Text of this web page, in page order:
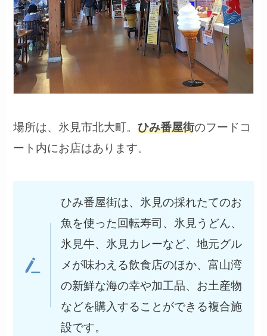
場所は、氷見市北大町。ひみ番屋街のフードコ
ート内にお店はあります。
ひみ番屋街は、氷見の採れたてのお
魚を使った回転寿司、氷見うどん、
氷見牛、氷見カレーなど、地元グル
メが味わえる飲食店のほか、富山湾
の新鮮な海の幸や加工品、お土産物
などを購入することができる複合施
設です。